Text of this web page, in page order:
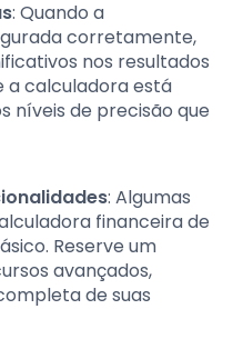
: Quando a
corretamente,
nos resultados
a calculadora está
níveis de precisão que
: Algumas
financeira de
Reserve um
avançados,
de suas